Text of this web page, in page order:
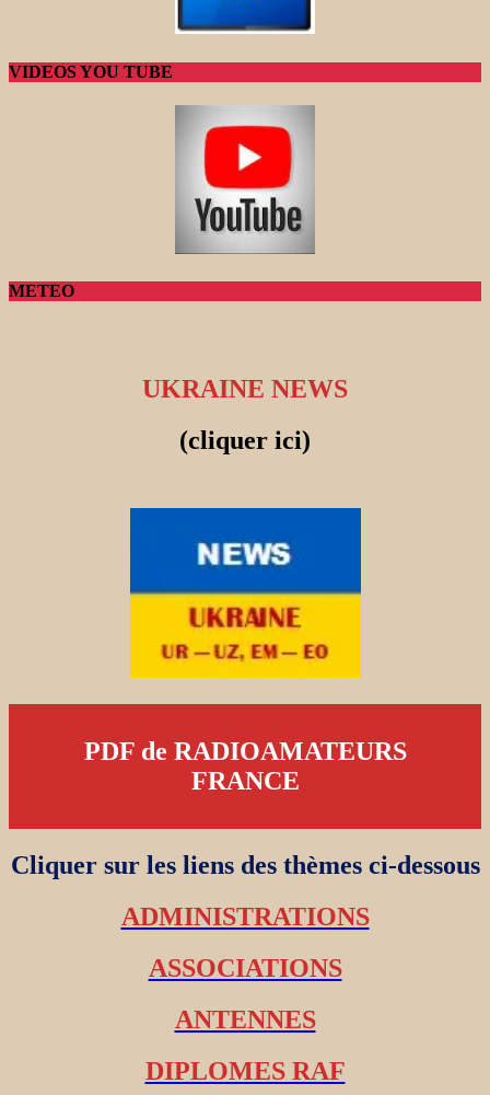
VIDEOS YOU TUBE
METEO
UKRAINE NEWS
(cliquer ici)
PDF de RADIOAMATEURS
FRANCE
Cliquer sur les liens des thèmes ci-dessous
ADMINISTRATIONS
ASSOCIATIONS
ANTENNES
DIPLOMES RAF